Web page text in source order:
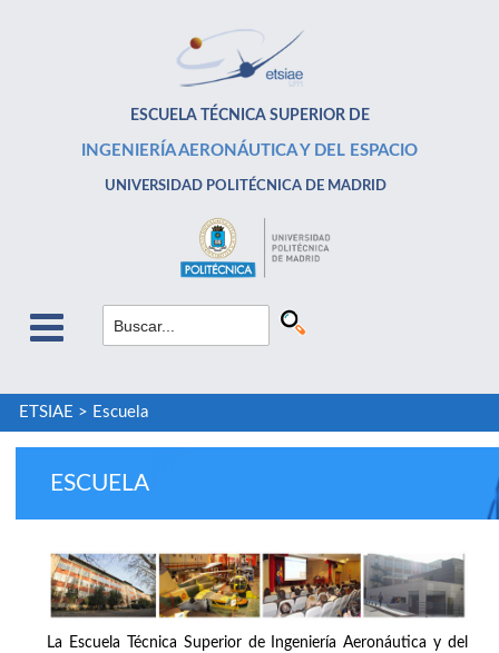
ESCUELA TÉCNICA SUPERIOR DE
INGENIERÍA AERONÁUTICA Y DEL ESPACIO
UNIVERSIDAD POLITÉCNICA DE MADRID
ETSIAE > Escuela
ESCUELA
La Escuela Técnica Superior de Ingeniería Aeronáutica y del